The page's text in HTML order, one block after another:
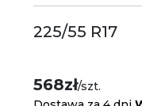
225/55 R17
568zł/szt.